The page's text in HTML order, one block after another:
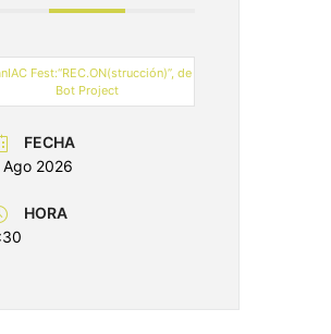
Fest:“REC.ON(strucción)”, de
Bot Project
FECHA
2026
HORA